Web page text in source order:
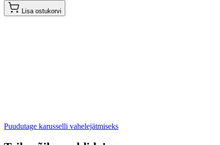
Lisa ostukorvi
Puudutage karusselli vahelejätmiseks